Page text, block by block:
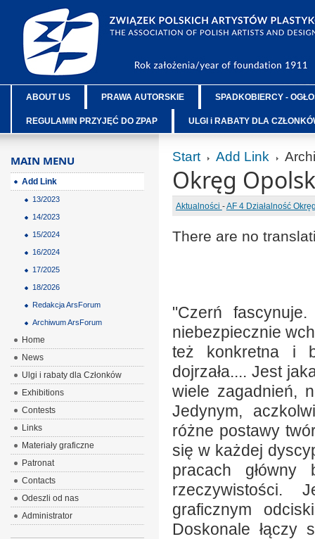
ABOUT US PRAWA AUTORSKIE SPADKOBIERCY -
REGULAMIN PRZYJĘĆ DO ZPAP ULGI i RABATY DLA
Start Add Link
Okręg
Aktualności -AF 4 Działalność
There are no
"Czerń
niebezpiecznie
też konkretna i
dojrzała.... Jest
wiele zagadnień,
Jedynym,
różne postawy
się w każdej
pracach główny
rzeczywistości.
graficznym
Doskonale
MAIN MENU
Add Link
13/2023
14/2023
15/2024
16/2024
17/2025
18/2026
Redakcja ArsForum
Archiwum ArsForum
Home
News
Ulgi i rabaty dla Członków
Exhibitions
Contests
Links
Materiały graficzne
Patronat
Contacts
Odeszli od nas
Administrator